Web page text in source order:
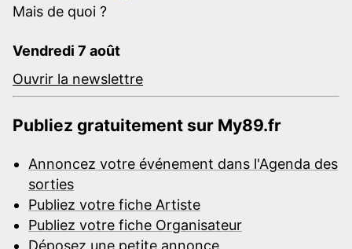
Mais de quoi ?
Vendredi 7 août
Ouvrir la newslettre
Publiez gratuitement sur My89.fr
Annoncez votre événement dans l'Agenda des
sorties
Publiez votre fiche Artiste
Publiez votre fiche Organisateur
Déposez une petite annonce